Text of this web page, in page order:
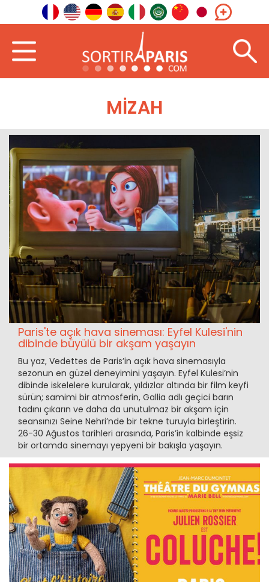
MIZAH
Paris'te açık hava sineması: Eyfel Kulesi'nin
dibinde büyülü bir akşam yaşayın
Bu yaz, Vedettes de Paris’in açık hava sinemasıyla
sezonun en güzel deneyimini yaşayın. Eyfel Kulesi’nin
dibinde iskelelere kurularak, yıldızlar altında bir film keyfi
sürün; samimi bir atmosferin, Gallia adlı geçici barın
tadını çıkarın ve daha da unutulmaz bir akşam için
seansınızı Seine Nehri’nde bir tekne turuyla birleştirin.
26-30 Ağustos tarihleri arasında, Paris’in kalbinde eşsiz
bir ortamda sinemayı yepyeni bir bakışla yaşayın.